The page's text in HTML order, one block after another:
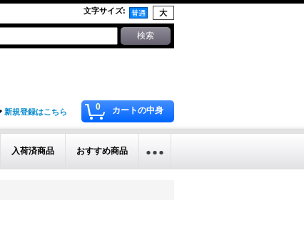
文字サイズ:
0 カートの中身
新規登録はこちら
入荷済商品 おすすめ商品